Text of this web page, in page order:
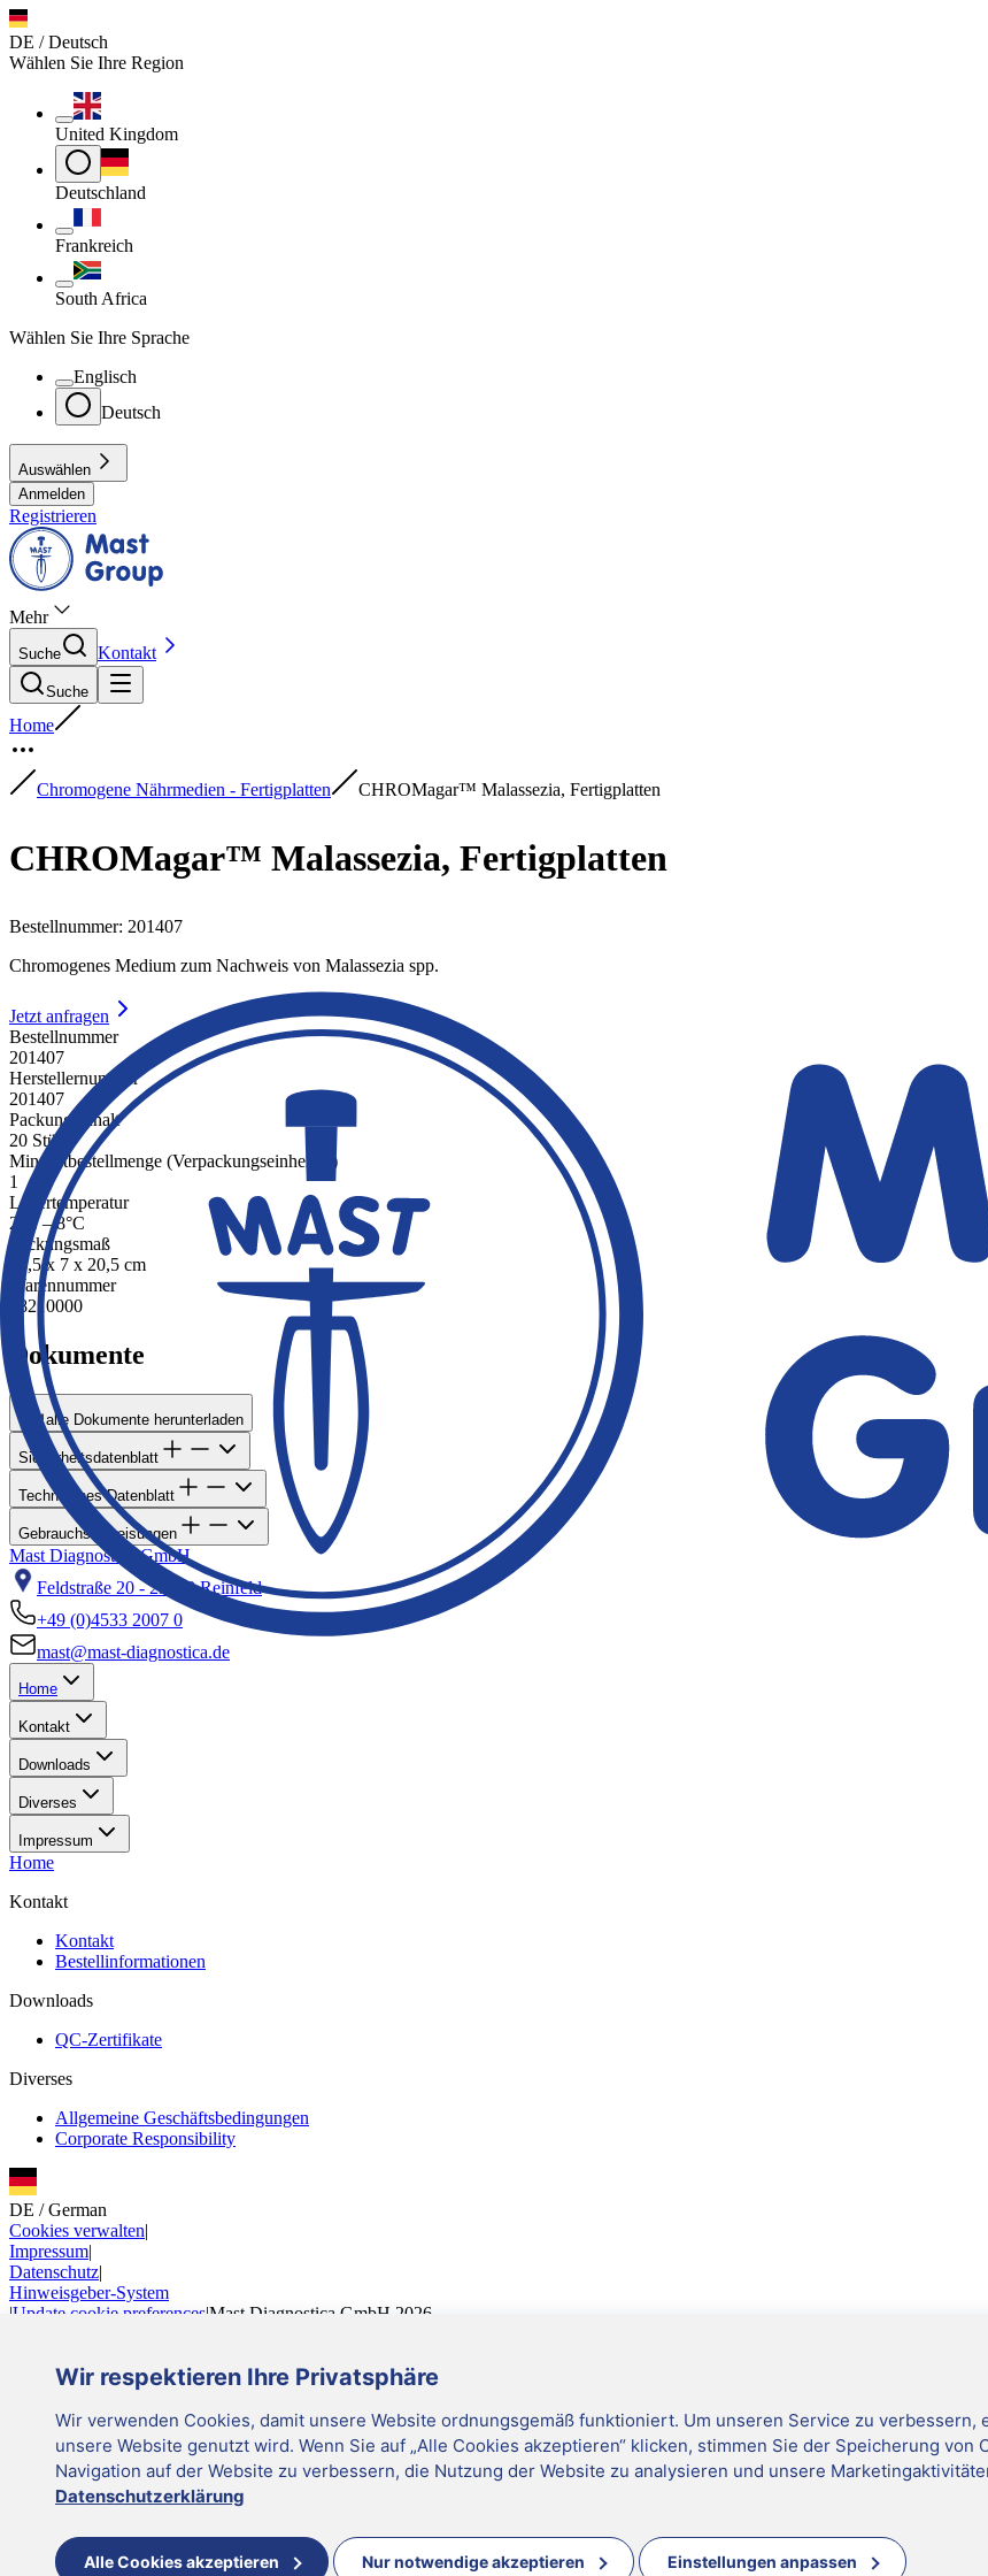
Wir respektieren Ihre Privatsphäre
Wir verwenden Cookies, damit unsere Website ordnungsgemäß funktioniert. Um unseren Service zu verbessern,
unsere Website genutzt wird. Wenn Sie auf „Alle Cookies akzeptieren“ klicken, stimmen Sie der Speicherung von
Navigation auf der Website zu verbessern, die Nutzung der Website zu analysieren und unsere
Datenschutzerklärung
Alle Cookies akzeptieren Nur notwendige akzeptieren Einstellungen anpassen
DE / Deutsch
Wählen Sie Ihre Region
United Kingdom
Deutschland
Frankreich
South Africa
Wählen Sie Ihre Sprache
Englisch
Deutsch
Auswählen
Anmelden
Registrieren
Mehr
Suche Kontakt
Suche
Home
Chromogene Nährmedien - Fertigplatten CHROMagar™ Malassezia, Fertigplatten
CHROMagar™ Malassezia, Fertigplatten
Bestellnummer: 201407
Chromogenes Medium zum Nachweis von Malassezia spp.
Jetzt anfragen
Bestellnummer
201407
Herstellernummer
201407
Packungsinhalt
20 Stück
Mindestbestellmenge (Verpackungseinheiten)
1
Lagertemperatur
2°C – 8°C
Packungsmaß
19,5 x 7 x 20,5 cm
Warennummer
38210000
Dokumente
alle Dokumente herunterladen
Sicherheitsdatenblatt
Technisches Datenblatt
Gebrauchsanweisungen
Mast Diagnostica GmbH
Feldstraße 20 - 23858 Reinfeld
+49 (0)4533 2007 0
mast@mast-diagnostica.de
Home
Kontakt
Downloads
Diverses
Impressum
Home
Kontakt
Kontakt
Bestellinformationen
Downloads
QC-Zertifikate
Diverses
Allgemeine Geschäftsbedingungen
Corporate Responsibility
DE / German
Cookies verwalten|
Impressum|
Datenschutz|
Hinweisgeber-System
|Update cookie preferences|Mast Diagnostica GmbH 2026
Mast Diagnostica GmbH 2026
Sie scheinen in der falschen Region zu sein
Wechseln Sie in die richtige Region für mehr Informationen
Für Sie empfohlene Region